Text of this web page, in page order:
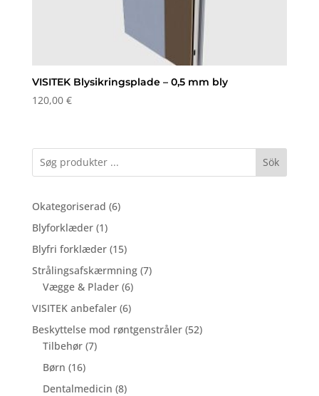
VISITEK Blysikringsplade – 0,5 mm bly
120,00 €
Sök
Okategoriserad 66
Blyforklæder 11
vare
Blyfri forklæder 1515
varer
Strålingsafskærmning 77
Vægge & Plader 66
varer
VISITEK anbefaler 66
varer
Beskyttelse mod røntgenstråler 5252
Tilbehør 77
Børn 1616
varer
Dentalmedicin 88